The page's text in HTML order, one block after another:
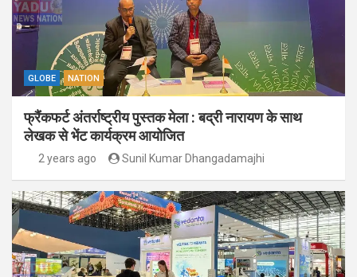
GLOBE NATION
फ्रैंकफर्ट अंतर्राष्ट्रीय पुस्तक मेला : बद्री नारायण के साथ
लेखक से भेंट कार्यक्रम आयोजित
2 years ago Sunil Kumar Dhangadamajhi